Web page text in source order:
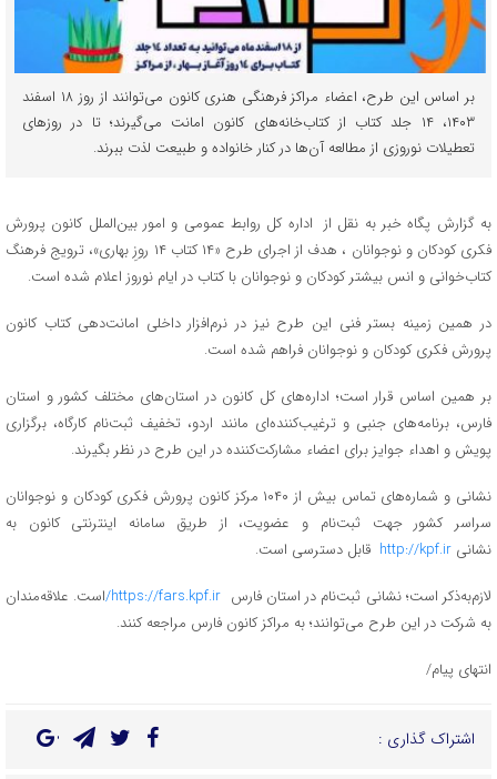
بر اساس این طرح، اعضاء مراکز فرهنگی هنری کانون می‌توانند از روز ۱۸ اسفند
۱۴۰۳، ۱۴ جلد کتاب از کتاب‌خانه‌های کانون امانت می‌گیرند؛ تا در روزهای
تعطیلات نوروزی از مطالعه آن‌ها در کنار خانواده و طبیعت لذت ببرند.
به گزارش پگاه خبر به نقل از اداره کل روابط عمومی و امور بین‌الملل کانون پرورش
فکری کودکان و نوجوانان ، هدف از اجرای طرح «۱۴ کتاب ۱۴ روزِ بهاری»، ترویج فرهنگ
کتاب‌خوانی و انس بیشتر کودکان و نوجوانان با کتاب در ایام نوروز اعلام شده است.
در همین زمینه بستر فنی این طرح نیز در نرم‌افزار داخلی امانت‌دهی کتاب کانون
پرورش فکری کودکان و نوجوانان فراهم شده است.
بر همین اساس قرار است؛ اداره‌های کل کانون در استان‌های مختلف کشور و استان
فارس، برنامه‌های جنبی و ترغیب‌کننده‌ای مانند اردو، تخفیف ثبت‌نام کارگاه، برگزاری
پویش و اهداء جوایز برای اعضاء مشارکت‌کننده در این طرح در نظر بگیرند.
نشانی و شماره‌های تماس بیش از ۱۰۴۰ مرکز کانون پرورش فکری کودکان و نوجوانان
سراسر کشور جهت ثبت‌نام و عضویت، از طریق سامانه اینترنتی کانون به
نشانی http://kpf.ir قابل دسترسی است.
لازم‌به‌ذکر است؛ نشانی ثبت‌نام در استان‌ فارس https://fars.kpf.ir/ است. علاقه‌مندان
به شرکت در این طرح می‌توانند؛ به مراکز کانون فارس مراجعه کنند.
انتهای پیام/
اشتراک گذاری :